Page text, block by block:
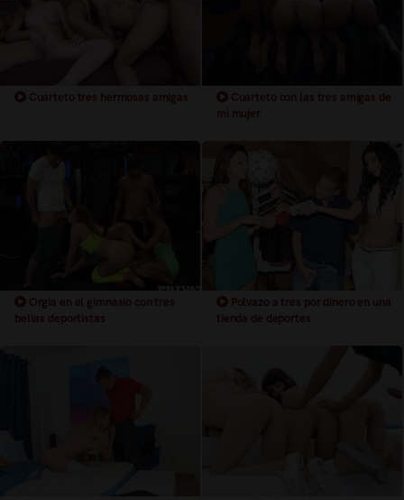
Cuarteto tres hermosas amigas
Cuarteto con las tres amigas de
mi mujer
Orgia en el gimnasio con tres
bellas deportistas
Polvazo a tres por dinero en una
tienda de deportes